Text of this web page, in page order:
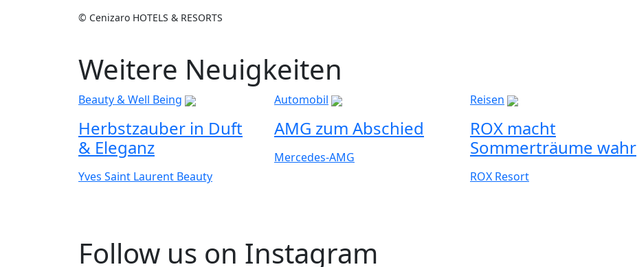
© Cenizaro HOTELS & RESORTS
Weitere Neuigkeiten
Beauty & Well Being
Herbstzauber in Duft
& Eleganz
Yves Saint Laurent Beauty
Automobil
AMG zum Abschied
Mercedes-AMG
Reisen
ROX macht
Sommerträume wahr
ROX Resort
Follow us on Instagram